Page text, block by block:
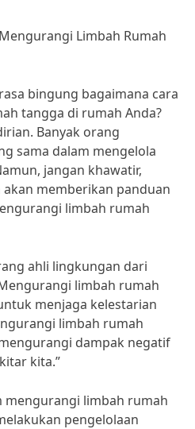
Limbah Rumah
bingung bagaimana cara
tangga di rumah Anda?
Banyak orang
sama dalam mengelola
jangan khawatir,
memberikan panduan
limbah rumah
ahli lingkungan dari
limbah rumah
menjaga kelestarian
limbah rumah
dampak negatif
kita.”
mengurangi limbah rumah
pengelolaan